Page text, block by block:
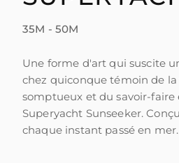
35M - 50M
Une forme d'art qui suscite
chez quiconque témoin de
somptueux et du savoir-
Superyacht Sunseeker.
chaque instant passé en mer.